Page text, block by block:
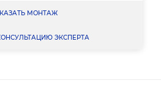
МОНТАЖ
ЭКСПЕРТА